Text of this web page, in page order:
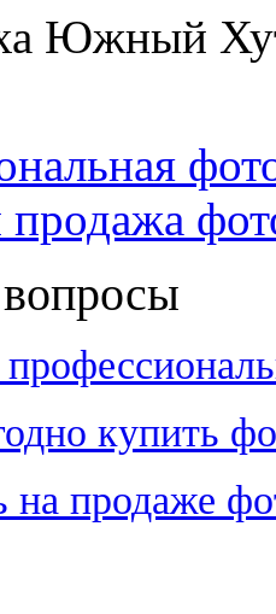
Южный
купить
на продаже